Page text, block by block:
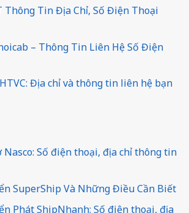
Thông Tin Địa Chỉ, Số Điện Thoại
– Thông Tin Liên Hệ Số Điện
Địa chỉ và thông tin liên hệ bạn
Số điện thoại, địa chỉ thông tin
SuperShip Và Những Điều Cần Biết
Phát ShipNhanh: Số điện thoại, địa